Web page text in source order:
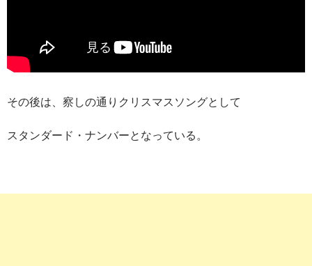
その後は、察しの通りクリスマスソングとして
スタンダード・ナンバーとなっている。